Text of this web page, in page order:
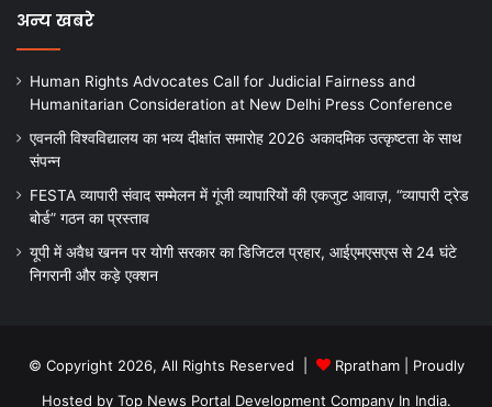
अन्य खबरे
Human Rights Advocates Call for Judicial Fairness and
Humanitarian Consideration at New Delhi Press Conference
एवनली विश्वविद्यालय का भव्य दीक्षांत समारोह 2026 अकादमिक उत्कृष्टता के साथ
संपन्न
FESTA व्यापारी संवाद सम्मेलन में गूंजी व्यापारियों की एकजुट आवाज़, “व्यापारी ट्रेड
बोर्ड” गठन का प्रस्ताव
यूपी में अवैध खनन पर योगी सरकार का डिजिटल प्रहार, आईएमएसएस से 24 घंटे
निगरानी और कड़े एक्शन
© Copyright 2026, All Rights Reserved | Rpratham| Proudly
Hosted by Top News Portal Development Company In India.